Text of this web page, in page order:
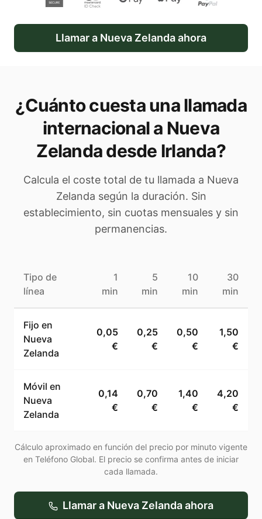
Llamar a Nueva Zelandaahora
¿Cuánto cuesta una llamada
internacional a Nueva
Zelandadesde Irlanda?
Calcula el coste total de tu llamada a Nueva
Zelanda según la duración. Sin
establecimiento, sin cuotas mensuales y sin
permanencias.
Tipo de
línea
1
min
5
min
10
min
30
min
Fijo en
Nueva
Zelanda
0,05
€
0,25
€
0,50
€
1,50
€
Móvil en
Nueva
Zelanda
0,14
€
0,70
€
1,40
€
4,20
€
Cálculo aproximado en función del precio por minuto vigente
en Teléfono Global. El precio se confirma antes de iniciar
cada llamada.
Llamar a Nueva Zelandaahora